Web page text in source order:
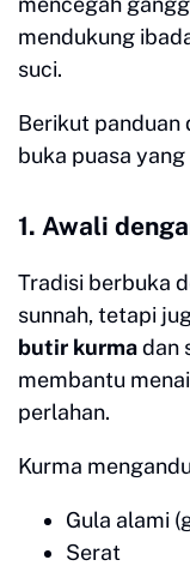
mendukung
suci.
Berikut panduan
buka puasa
1. Awali
Tradisi berbuka
sunnah, tetapi
butir kurmadan
membantu
perlahan.
Kurma
Gula alami
Serat